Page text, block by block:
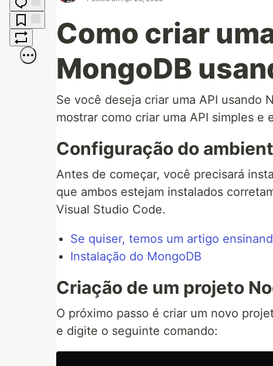
Jump to
Comments
Save
Boost
Como criar
MongoDB
Se você deseja criar uma API usando
mostrar como criar uma API simples
Configuração do
Antes de começar, você precisará
que ambos estejam instalados
Visual Studio Code.
Se quiser, temos um artigo
Instalação do MongoDB
Criação de um projeto
O próximo passo é criar um novo
e digite o seguinte comando: